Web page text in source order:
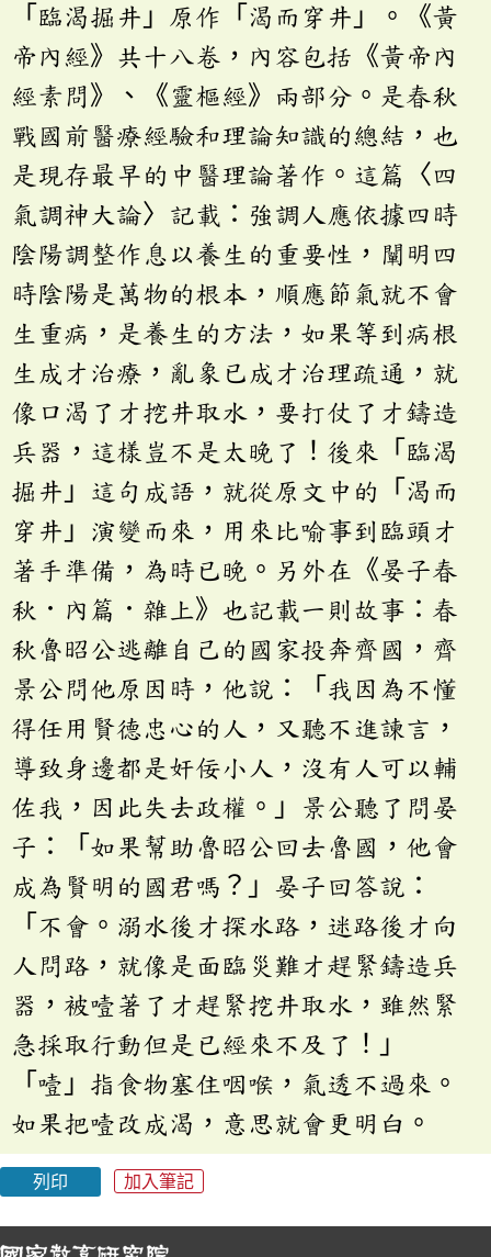
「臨渴掘井」原作「渴而穿井」。《黃
帝內經》共十八卷，內容包括《黃帝內
經素問》、《靈樞經》兩部分。是春秋
戰國前醫療經驗和理論知識的總結，也
是現存最早的中醫理論著作。這篇〈四
氣調神大論〉記載：強調人應依據四時
陰陽調整作息以養生的重要性，闡明四
時陰陽是萬物的根本，順應節氣就不會
生重病，是養生的方法，如果等到病根
生成才治療，亂象已成才治理疏通，就
像口渴了才挖井取水，要打仗了才鑄造
兵器，這樣豈不是太晚了！後來「臨渴
掘井」這句成語，就從原文中的「渴而
穿井」演變而來，用來比喻事到臨頭才
著手準備，為時已晚。另外在《晏子春
秋．內篇．雜上》也記載一則故事：春
秋魯昭公逃離自己的國家投奔齊國，齊
景公問他原因時，他說：「我因為不懂
得任用賢德忠心的人，又聽不進諫言，
導致身邊都是奸佞小人，沒有人可以輔
佐我，因此失去政權。」景公聽了問晏
子：「如果幫助魯昭公回去魯國，他會
成為賢明的國君嗎？」晏子回答說：
「不會。溺水後才探水路，迷路後才向
人問路，就像是面臨災難才趕緊鑄造兵
器，被噎著了才趕緊挖井取水，雖然緊
急採取行動但是已經來不及了！」
「噎」指食物塞住咽喉，氣透不過來。
如果把噎改成渴，意思就會更明白。
列印 加入筆記